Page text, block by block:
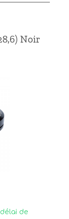
Noir
de